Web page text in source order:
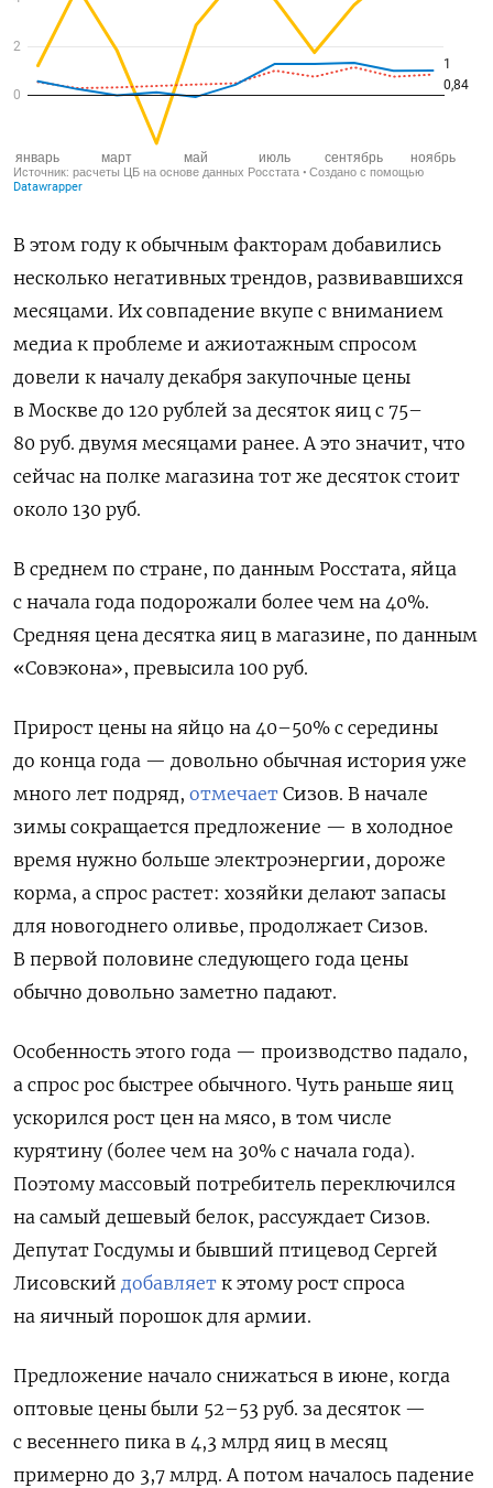
В этом году к обычным факторам добавились
несколько негативных трендов, развивавшихся
месяцами. Их совпадение вкупе с вниманием
медиа к проблеме и ажиотажным спросом
довели к началу декабря закупочные цены
в Москве до 120 рублей за десяток яиц с 75–
80 руб. двумя месяцами ранее. А это значит, что
сейчас на полке магазина тот же десяток стоит
около 130 руб.
В среднем по стране, по данным Росстата, яйца
с начала года подорожали более чем на 40%.
Средняя цена десятка яиц в магазине, по данным
«Совэкона», превысила 100 руб.
Прирост цены на яйцо на 40–50% с середины
до конца года — довольно обычная история уже
много лет подряд, отмечает Сизов. В начале
зимы сокращается предложение — в холодное
время нужно больше электроэнергии, дороже
корма, а спрос растет: хозяйки делают запасы
для новогоднего оливье, продолжает Сизов.
В первой половине следующего года цены
обычно довольно заметно падают.
Особенность этого года — производство падало,
а спрос рос быстрее обычного. Чуть раньше яиц
ускорился рост цен на мясо, в том числе
курятину (более чем на 30% с начала года).
Поэтому массовый потребитель переключился
на самый дешевый белок, рассуждает Сизов.
Депутат Госдумы и бывший птицевод Сергей
Лисовский добавляет к этому рост спроса
на яичный порошок для армии.
Предложение начало снижаться в июне, когда
оптовые цены были 52–53 руб. за десяток —
с весеннего пика в 4,3 млрд яиц в месяц
примерно до 3,7 млрд. А потом началось падение